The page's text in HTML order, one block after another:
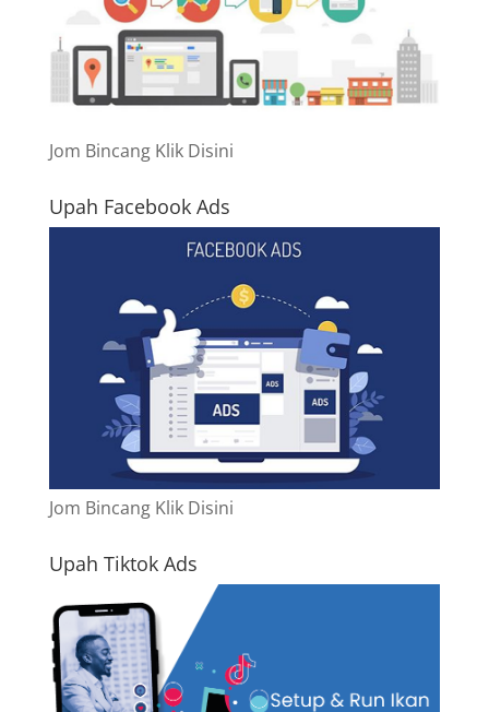
Jom Bincang Klik Disini
Upah Facebook Ads
Jom Bincang Klik Disini
Upah Tiktok Ads